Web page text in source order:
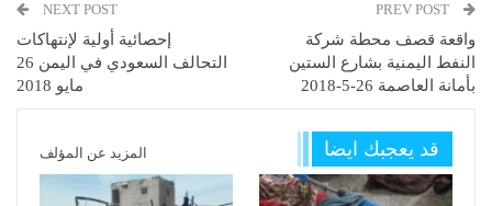
واقعة قصف محطة شركة
النفط اليمنية بشارع الستين
بأمانة العاصمة 26-5-2018
NEXT POST
إحصائية أولية لإنتهاكات
التحالف السعودي في اليمن 26
مايو 2018
قد يعجبك ايضا المزيد عن المؤلف